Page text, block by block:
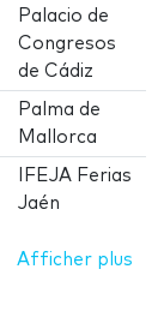
Palacio de
Congresos
de Cádiz
Palma de
Mallorca
IFEJA Ferias
Jaén
Afficher plus